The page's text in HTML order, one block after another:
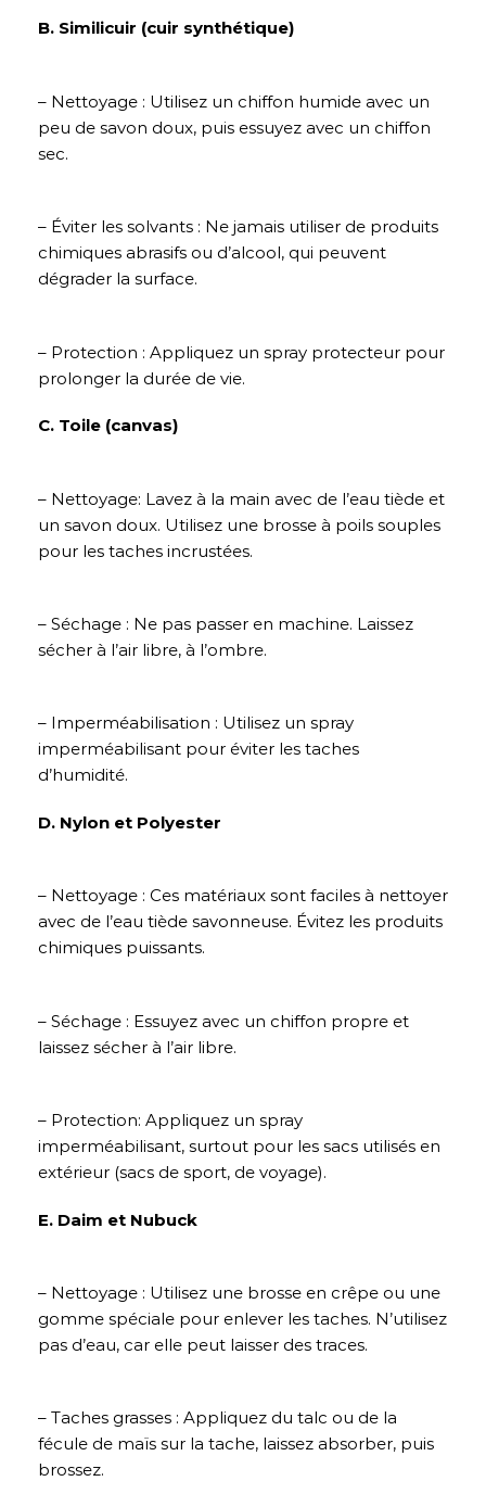
B. Similicuir (cuir synthétique)
– Nettoyage : Utilisez un chiffon humide avec un
peu de savon doux, puis essuyez avec un chiffon
sec.
– Éviter les solvants : Ne jamais utiliser de produits
chimiques abrasifs ou d’alcool, qui peuvent
dégrader la surface.
– Protection : Appliquez un spray protecteur pour
prolonger la durée de vie.
C. Toile (canvas)
– Nettoyage: Lavez à la main avec de l’eau tiède et
un savon doux. Utilisez une brosse à poils souples
pour les taches incrustées.
– Séchage : Ne pas passer en machine. Laissez
sécher à l’air libre, à l’ombre.
– Imperméabilisation : Utilisez un spray
imperméabilisant pour éviter les taches
d’humidité.
D. Nylon et Polyester
– Nettoyage : Ces matériaux sont faciles à nettoyer
avec de l’eau tiède savonneuse. Évitez les produits
chimiques puissants.
– Séchage : Essuyez avec un chiffon propre et
laissez sécher à l’air libre.
– Protection: Appliquez un spray
imperméabilisant, surtout pour les sacs utilisés en
extérieur (sacs de sport, de voyage).
E. Daim et Nubuck
– Nettoyage : Utilisez une brosse en crêpe ou une
gomme spéciale pour enlever les taches. N’utilisez
pas d’eau, car elle peut laisser des traces.
– Taches grasses : Appliquez du talc ou de la
fécule de maïs sur la tache, laissez absorber, puis
brossez.